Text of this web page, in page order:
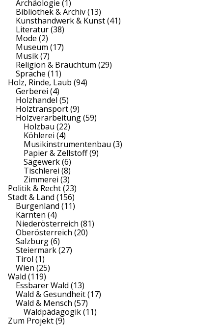
Archäologie (1)
Bibliothek & Archiv(13)
Kunsthandwerk & Kunst(41)
Literatur(38)
Mode (2)
Museum (17)
Musik(7)
Religion & Brauchtum (29)
Sprache (11)
Holz, Rinde, Laub (94)
Gerberei (4)
Holzhandel (5)
Holztransport(9)
Holzverarbeitung(59)
Holzbau (22)
Köhlerei (4)
Musikinstrumentenbau (3)
Papier & Zellstoff(9)
Sägewerk(6)
Tischlerei (8)
Zimmerei (3)
Politik & Recht(23)
Stadt & Land (156)
Burgenland (11)
Kärnten (4)
Niederösterreich (81)
Oberösterreich (20)
Salzburg(6)
Steiermark(27)
Tirol (1)
Wien (25)
Wald (119)
Essbarer Wald (13)
Wald & Gesundheit(17)
Wald & Mensch (57)
Waldpädagogik(11)
Zum Projekt(9)